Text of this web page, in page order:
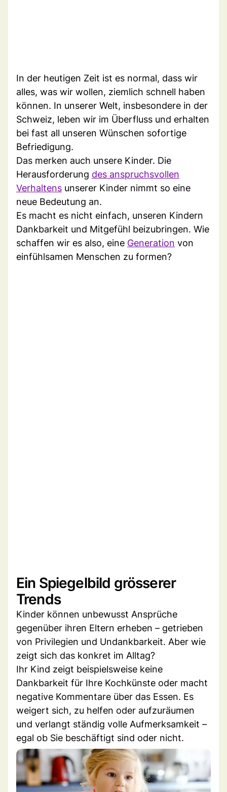
In der heutigen Zeit ist es normal, dass wir
alles, was wir wollen, ziemlich schnell haben
können. In unserer Welt, insbesondere in der
Schweiz, leben wir im Überfluss und erhalten
bei fast all unseren Wünschen sofortige
Befriedigung.
Das merken auch unsere Kinder. Die
Herausforderung des anspruchsvollen
Verhaltens unserer Kinder nimmt so eine
neue Bedeutung an.
Es macht es nicht einfach, unseren Kindern
Dankbarkeit und Mitgefühl beizubringen. Wie
schaffen wir es also, eine Generation von
einfühlsamen Menschen zu formen?
Ein Spiegelbild grösserer
Trends
Kinder können unbewusst Ansprüche
gegenüber ihren Eltern erheben – getrieben
von Privilegien und Undankbarkeit. Aber wie
zeigt sich das konkret im Alltag?
Ihr Kind zeigt beispielsweise keine
Dankbarkeit für Ihre Kochkünste oder macht
negative Kommentare über das Essen. Es
weigert sich, zu helfen oder aufzuräumen
und verlangt ständig volle Aufmerksamkeit –
egal ob Sie beschäftigt sind oder nicht.